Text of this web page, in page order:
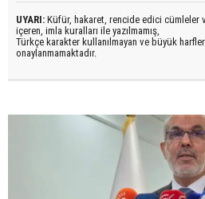
UYARI: Küfür, hakaret, rencide edici cümleler
içeren, imla kuralları ile yazılmamış,
Türkçe karakter kullanılmayan ve büyük
onaylanmamaktadır.